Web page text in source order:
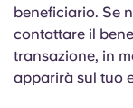
beneficiario. Se
contattare il
transazione, in
apparirà sul tuo